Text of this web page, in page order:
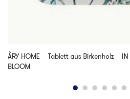
ÅRY HOME – Tablett aus Birkenholz – IN
BLOOM